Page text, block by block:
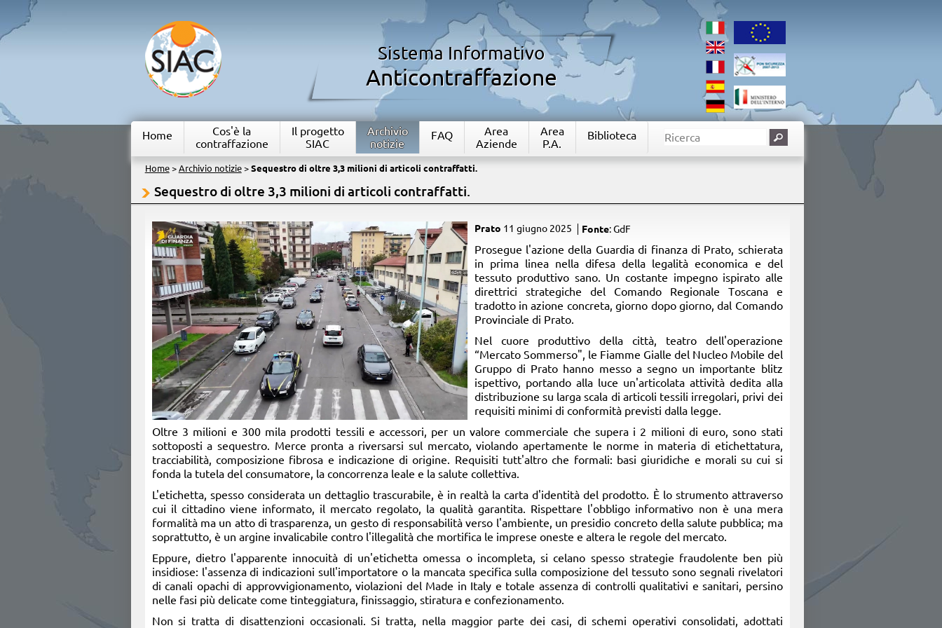
Sistema Informativo
Anticontraffazione
Home
Cos'è la
contraffazione
Il progetto
SIAC
Archivio
notizie
FAQ
Area
Aziende
Area
P.A.
Biblioteca
Home> Archivio notizie> Sequestro di oltre 3,3 milioni di articoli contraffatti.
Sequestro di oltre 3,3 milioni di articoli contraffatti.
Prato 11 giugno 2025 Fonte: GdF
​Prosegue l'azione della Guardia di finanza di Prato, schierata
in prima linea nella difesa della legalità economica e del
tessuto produttivo sano. Un costante impegno ispirato alle
direttrici strategiche del Comando Regionale Toscana e
tradotto in azione concreta, giorno dopo giorno, dal Comando
Provinciale di Prato.
Nel cuore produttivo della città, teatro dell'operazione
“Mercato Sommerso", le Fiamme Gialle del Nucleo Mobile del
Gruppo di Prato hanno messo a segno un importante blitz
ispettivo, portando alla luce un'articolata attività dedita alla
distribuzione su larga scala di articoli tessili irregolari, privi dei
requisiti minimi di conformità previsti dalla legge.
Oltre 3 milioni e 300 mila prodotti tessili e accessori, per un valore commerciale che supera i 2 milioni di euro, sono stati
sottoposti a sequestro. Merce pronta a riversarsi sul mercato, violando apertamente le norme in materia di etichettatura,
tracciabilità, composizione fibrosa e indicazione di origine. Requisiti tutt'altro che formali: basi giuridiche e morali su cui si
fonda la tutela del consumatore, la concorrenza leale e la salute collettiva.
L'etichetta, spesso considerata un dettaglio trascurabile, è in realtà la carta d'identità del prodotto. È lo strumento attraverso
cui il cittadino viene informato, il mercato regolato, la qualità garantita. Rispettare l'obbligo informativo non è una mera
formalità ma un atto di trasparenza, un gesto di responsabilità verso l'ambiente, un presidio concreto della salute pubblica; ma
soprattutto, è un argine invalicabile contro l'illegalità che mortifica le imprese oneste e altera le regole del mercato.
Eppure, dietro l'apparente innocuità di un'etichetta omessa o incompleta, si celano spesso strategie fraudolente ben più
insidiose: l'assenza di indicazioni sull'importatore o la mancata specifica sulla composizione del tessuto sono segnali rivelatori
di canali opachi di approvvigionamento, violazioni del Made in Italy e totale assenza di controlli qualitativi e sanitari, persino
nelle fasi più delicate come tinteggiatura, finissaggio, stiratura e confezionamento.
Non si tratta di disattenzioni occasionali. Si tratta, nella maggior parte dei casi, di schemi operativi consolidati, adottati